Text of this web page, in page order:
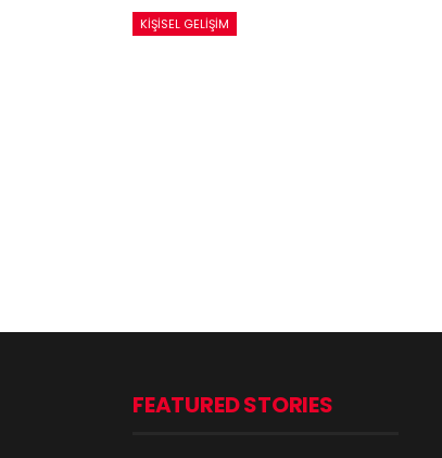
KIŞISEL GELIŞIM
FEATURED STORIES